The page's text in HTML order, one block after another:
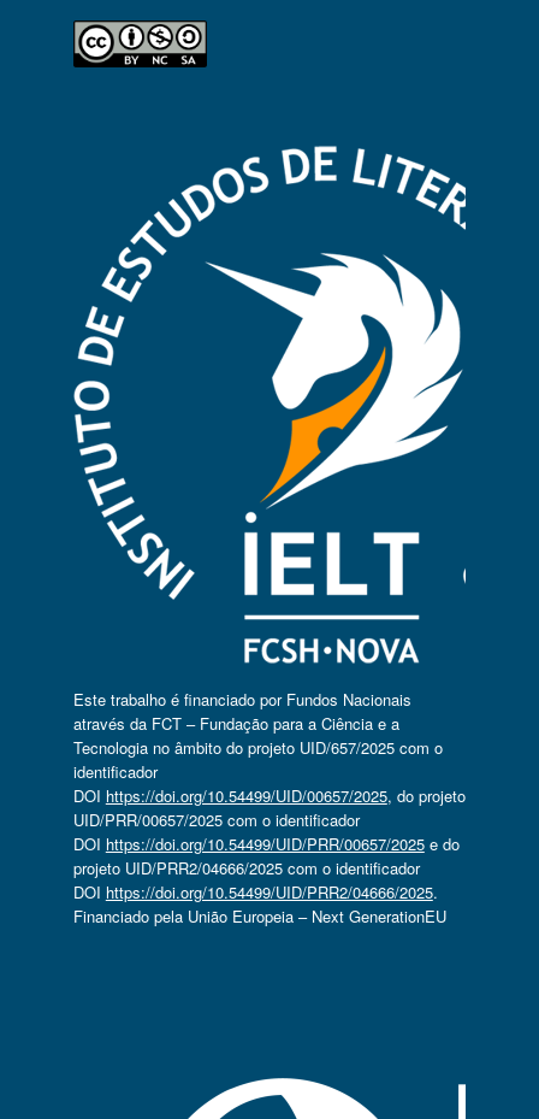
Este trabalho é financiado por Fundos Nacionais
através da FCT – Fundação para a Ciência e a
Tecnologia no âmbito do projeto UID/657/2025 com o
identificador
DOI https://doi.org/10.54499/UID/00657/2025, do projeto
UID/PRR/00657/2025 com o identificador
DOI https://doi.org/10.54499/UID/PRR/00657/2025e do
projeto UID/PRR2/04666/2025 com o identificador
DOI https://doi.org/10.54499/UID/PRR2/04666/2025.
Financiado pela União Europeia – Next GenerationEU